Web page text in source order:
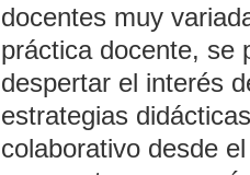
docentes muy
práctica docente, se
despertar el interés
estrategias
colaborativo desde